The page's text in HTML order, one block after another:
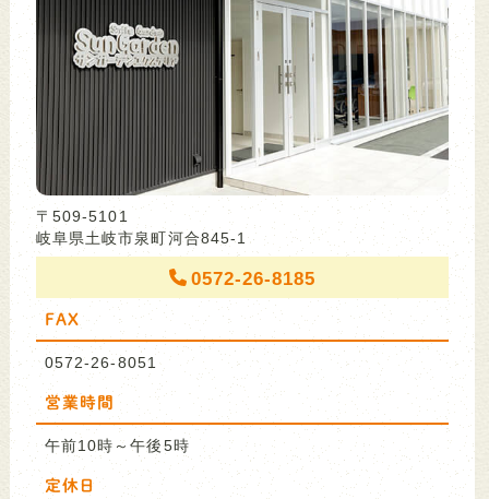
〒509-5101
岐阜県土岐市泉町河合845-1
0572-26-8185
FAX
0572-26-8051
営業時間
午前10時～午後5時
定休日